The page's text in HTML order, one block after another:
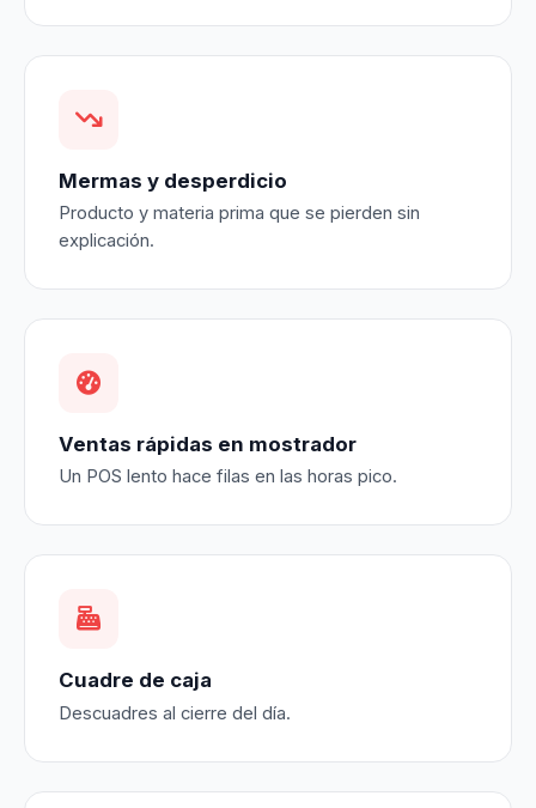
Mermas y desperdicio
Producto y materia prima que se pierden sin
explicación.
Ventas rápidas en mostrador
Un POS lento hace filas en las horas pico.
Cuadre de caja
Descuadres al cierre del día.